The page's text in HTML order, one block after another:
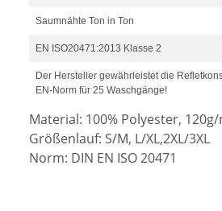
Saumnähte Ton in Ton
EN ISO20471:2013 Klasse 2
Der Hersteller gewährleistet die
EN-Norm für 25 Waschgänge!
Material: 100% Polyester, 120g/
Größenlauf: S/M, L/XL,2XL/3XL
Norm: DIN EN ISO 20471